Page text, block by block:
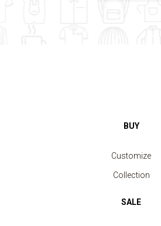
BUY
Customize
Collection
SALE